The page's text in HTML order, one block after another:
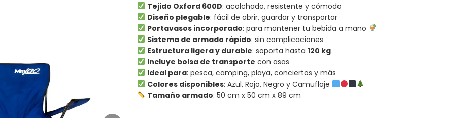
Tejido Oxford 600D: acolchado, resistente y cómodo
Diseño plegable: fácil de abrir, guardar y transportar
Portavasos incorporado: para mantener tu bebida a mano
Sistema de armado rápido: sin complicaciones
Estructura ligera y durable: soporta hasta 120 kg
Incluye bolsa de transporte con asas
Ideal para: pesca, camping, playa, conciertos y más
Colores disponibles: Azul, Rojo, Negro y Camuflaje
Tamaño armado: 50 cm x 50 cm x 89 cm